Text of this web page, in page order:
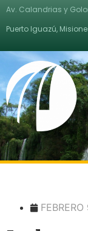
Av. Calandrias y
Puerto Iguazú,